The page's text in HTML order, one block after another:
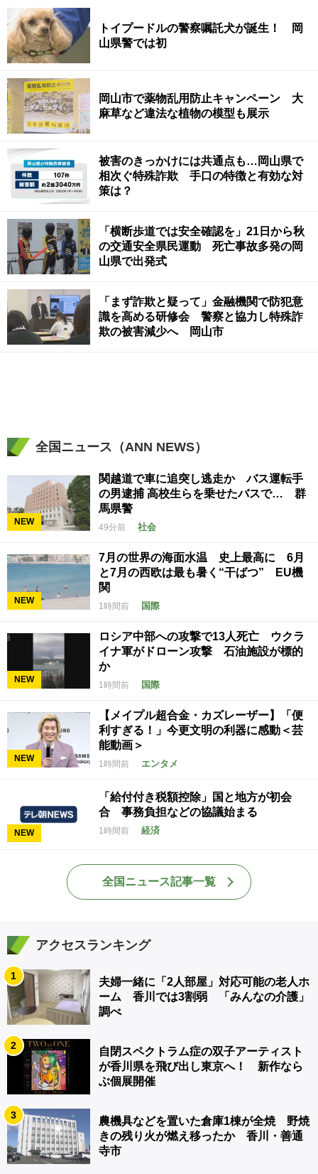
トイプードルの警察嘱託犬が誕生！ 岡
山県警では初
岡山市で薬物乱用防止キャンペーン 大
麻草など違法な植物の模型も展示
被害のきっかけには共通点も…岡山県で
相次ぐ特殊詐欺 手口の特徴と有効な対
策は？
「横断歩道では安全確認を」21日から秋
の交通安全県民運動 死亡事故多発の岡
山県で出発式
「まず詐欺と疑って」金融機関で防犯意
識を高める研修会 警察と協力し特殊詐
欺の被害減少へ 岡山市
全国ニュース（ANN NEWS）
NEW
関越道で車に追突し逃走か バス運転手
の男逮捕 高校生らを乗せたバスで… 群
馬県警
49分前 社会
NEW
7月の世界の海面水温 史上最高に 6月
と7月の西欧は最も暑く“干ばつ” EU機
関
1時間前 国際
NEW
ロシア中部への攻撃で13人死亡 ウクラ
イナ軍がドローン攻撃 石油施設が標的
か
1時間前 国際
NEW
【メイプル超合金・カズレーザー】「便
利すぎる！」今更文明の利器に感動＜芸
能動画＞
1時間前 エンタメ
NEW
「給付付き税額控除」国と地方が初会
合 事務負担などの協議始まる
1時間前 経済
全国ニュース記事一覧
アクセスランキング
1
夫婦一緒に「2人部屋」対応可能の老人ホ
ーム 香川では3割弱 「みんなの介護」
調べ
2
自閉スペクトラム症の双子アーティスト
が香川県を飛び出し東京へ！ 新作なら
ぶ個展開催
3
農機具などを置いた倉庫1棟が全焼 野焼
きの残り火が燃え移ったか 香川・善通
寺市